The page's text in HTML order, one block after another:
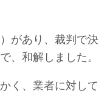
があり、裁判で決
、和解しました。
く、業者に対して